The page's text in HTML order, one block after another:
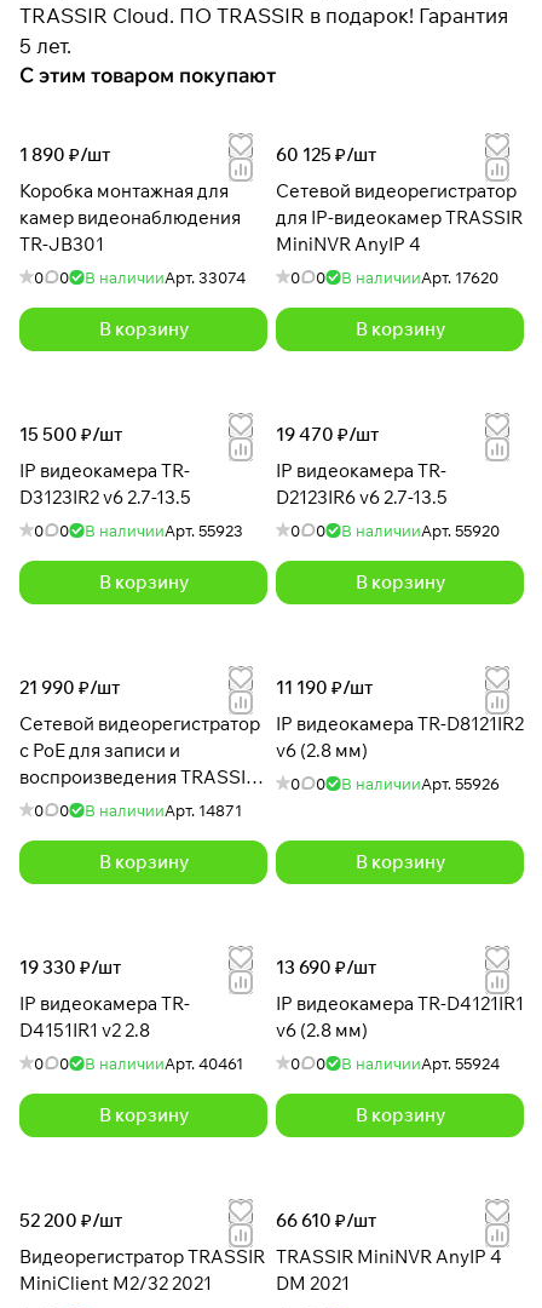
TRASSIR Cloud. ПО TRASSIR в подарок! Гарантия
5 лет.
С этим товаром покупают
1 890 ₽/шт
Коробка монтажная для
камер видеонаблюдения
TR-JB301
0 0 В наличииАрт.33074
В корзину
60 125 ₽/шт
Сетевой видеорегистратор
для IP-видеокамер TRASSIR
MiniNVR AnyIP 4
0 0 В наличииАрт. 17620
В корзину
15 500 ₽/шт
IP видеокамера TR-
D3123IR2 v6 2.7-13.5
0 0 В наличииАрт.55923
В корзину
19 470 ₽/шт
IP видеокамера TR-
D2123IR6 v6 2.7-13.5
0 0 В наличииАрт.55920
В корзину
21 990 ₽/шт
Сетевой видеорегистратор
c PoE для записи и
воспроизведения TRASSIR
TR-N1108P
0 0 В наличииАрт. 14871
В корзину
11 190 ₽/шт
IP видеокамера TR-D8121IR2
v6 (2.8 мм)
0 0 В наличииАрт.55926
В корзину
19 330 ₽/шт
IP видеокамера TR-
D4151IR1 v2 2.8
0 0 В наличииАрт.40461
В корзину
13 690 ₽/шт
IP видеокамера TR-D4121IR1
v6 (2.8 мм)
0 0 В наличииАрт.55924
В корзину
52 200 ₽/шт
Видеорегистратор TRASSIR
MiniClient M2/32 2021
66 610 ₽/шт
TRASSIR MiniNVR AnyIP 4
DM 2021